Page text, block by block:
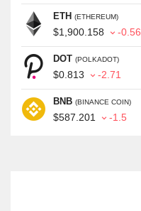
ETH (ETHEREUM)
$1,900.158 -0.56
DOT (POLKADOT)
$0.813 -2.71
BNB (BINANCE COIN)
$587.201 -1.5